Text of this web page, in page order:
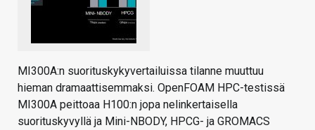
MI300A:n suorituskykyvertailuissa tilanne muuttuu
hieman dramaattisemmaksi. OpenFOAM HPC-testissä
MI300A peittoaa H100:n jopa nelinkertaisella
suorituskyvyllä ja Mini-NBODY, HPCG- ja GROMACS